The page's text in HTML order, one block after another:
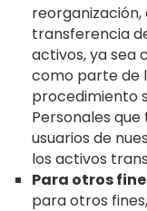
transferencia
activos, ya sea
como parte de
procedimiento
Personales
usuarios de
los activos
Para otros
para otros